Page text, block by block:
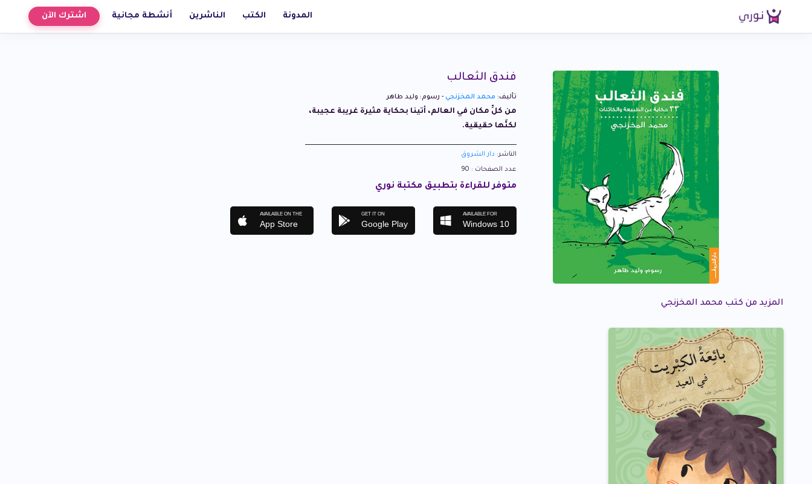
المدونة الكتب الناشرين أنشطة مجانية اشترك الآن
فندق الثعالب
تأليف: محمد المخزنجي - رسوم: وليد طاهر
من كلِّ مكان في العالم، أتينا بحكاية مثيرة غريبة عجيبة،
لكنَّها حقيقية.
الناشر: دار الشروق
عدد الصفحات : 90
متوفر للقراءة بتطبيق مكتبة نوري
AVAILABLE ON THE
App Store
GET IT ON
Google Play
AVAILABLE FOR
Windows 10
المزيد من كتب محمد المخزنجي